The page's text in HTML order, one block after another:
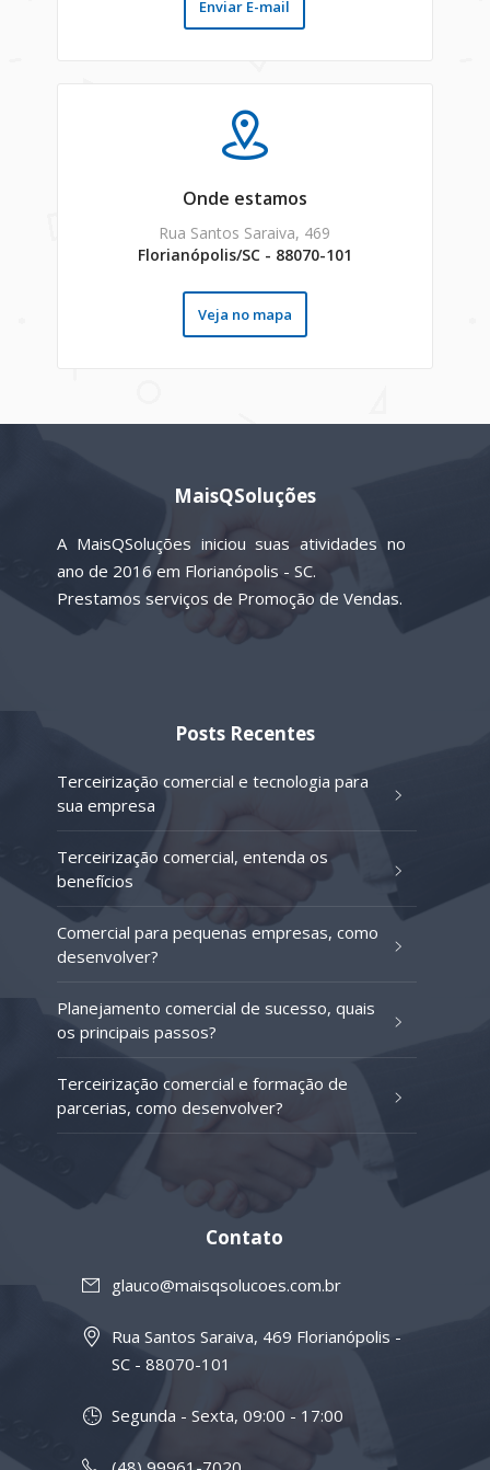
Enviar E-mail
Onde estamos
Rua Santos Saraiva, 469
Florianópolis/SC - 88070-101
Veja no mapa
MaisQSoluções
A MaisQSoluções iniciou suas atividades no
ano de 2016 em Florianópolis - SC.
Prestamos serviços de Promoção de Vendas.
Posts Recentes
Terceirização comercial e tecnologia para
sua empresa
Terceirização comercial, entenda os
benefícios
Comercial para pequenas empresas, como
desenvolver?
Planejamento comercial de sucesso, quais
os principais passos?
Terceirização comercial e formação de
parcerias, como desenvolver?
Contato
glauco@maisqsolucoes.com.br
Rua Santos Saraiva, 469 Florianópolis -
SC - 88070-101
Segunda - Sexta, 09:00 - 17:00